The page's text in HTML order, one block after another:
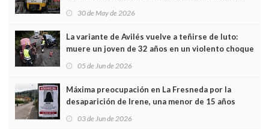
sobrecoste de los trenes que no cabían por los
30 de May de 2026
La variante de Avilés vuelve a teñirse de luto:
muere un joven de 32 años en un violento choque
frontal
05 de Jun de 2026
Máxima preocupación en La Fresneda por la
desaparición de Irene, una menor de 15 años
03 de Jun de 2026